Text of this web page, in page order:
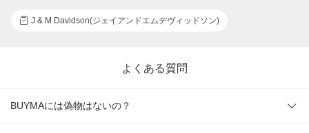
J & M Davidson(ジェイアンドエムデヴィッドソン)
よくある質問
BUYMAには偽物はないの？